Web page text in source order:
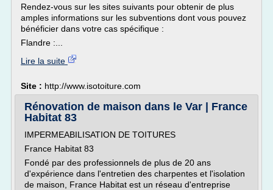
Rendez-vous sur les sites suivants pour obtenir de plus
amples informations sur les subventions dont vous pouvez
bénéficier dans votre cas spécifique :
Flandre :...
Lire la suite
Site : http://www.isotoiture.com
Rénovation de maison dans le Var | France
Habitat 83
IMPERMEABILISATION DE TOITURES
France Habitat 83
Fondé par des professionnels de plus de 20 ans
d'expérience dans l'entretien des charpentes et l'isolation
de maison, France Habitat est un réseau d'entreprise